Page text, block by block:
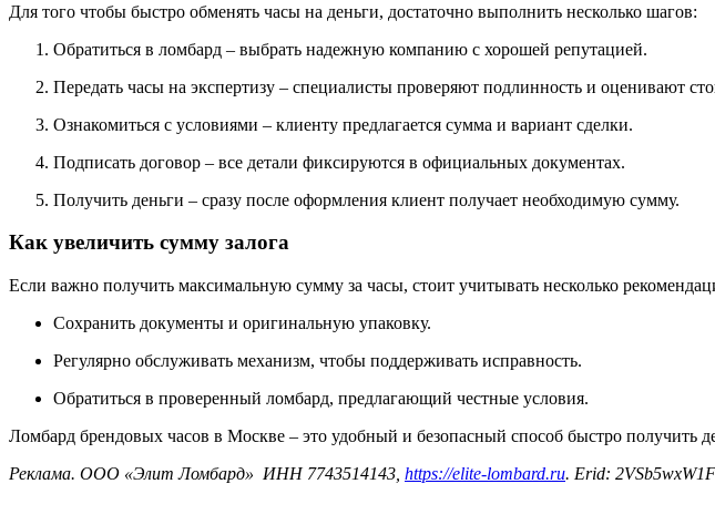
Для того чтобы быстро обменять часы на деньги, достаточно выполнить несколько шагов:
Обратиться в ломбард – выбрать надежную компанию с хорошей репутацией.
Передать часы на экспертизу – специалисты проверяют подлинность и оценивают
Ознакомиться с условиями – клиенту предлагается сумма и вариант сделки.
Подписать договор – все детали фиксируются в официальных документах.
Получить деньги – сразу после оформления клиент получает необходимую сумму.
Как увеличить сумму залога
Если важно получить максимальную сумму за часы, стоит учитывать несколько
Сохранить документы и оригинальную упаковку.
Регулярно обслуживать механизм, чтобы поддерживать исправность.
Обратиться в проверенный ломбард, предлагающий честные условия.
Ломбард брендовых часов в Москве – это удобный и безопасный способ быстро получить
Реклама. ООО «Элит Ломбард» ИНН 7743514143, https://elite-lombard.ru. Erid: